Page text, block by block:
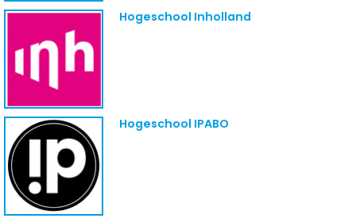
Hogeschool Inholland
Hogeschool IPABO